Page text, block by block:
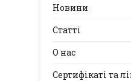
Новини
Статті
О нас
Сертифікаті та